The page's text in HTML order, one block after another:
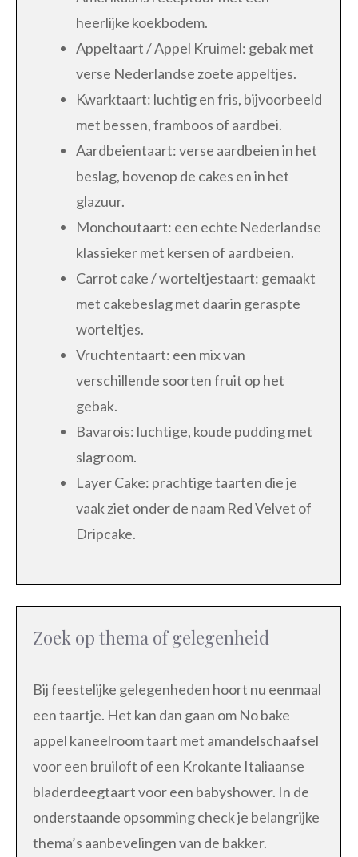
heerlijke koekbodem.
Appeltaart / Appel Kruimel: gebak met
verse Nederlandse zoete appeltjes.
Kwarktaart: luchtig en fris, bijvoorbeeld
met bessen, framboos of aardbei.
Aardbeientaart: verse aardbeien in het
beslag, bovenop de cakes en in het
glazuur.
Monchoutaart: een echte Nederlandse
klassieker met kersen of aardbeien.
Carrot cake / worteltjestaart: gemaakt
met cakebeslag met daarin geraspte
worteltjes.
Vruchtentaart: een mix van
verschillende soorten fruit op het
gebak.
Bavarois: luchtige, koude pudding met
slagroom.
Layer Cake: prachtige taarten die je
vaak ziet onder de naam Red Velvet of
Dripcake.
Zoek op thema of gelegenheid
Bij feestelijke gelegenheden hoort nu eenmaal
een taartje. Het kan dan gaan om No bake
appel kaneelroom taart met amandelschaafsel
voor een bruiloft of een Krokante Italiaanse
bladerdeegtaart voor een babyshower. In de
onderstaande opsomming check je belangrijke
thema’s aanbevelingen van de bakker.